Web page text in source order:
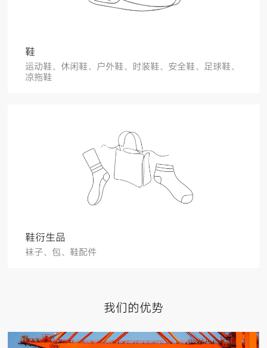
鞋
运动鞋、休闲鞋、户外鞋、时装鞋、安全鞋、足球鞋、
凉拖鞋
鞋衍生品
袜子、包、鞋配件
我们的优势